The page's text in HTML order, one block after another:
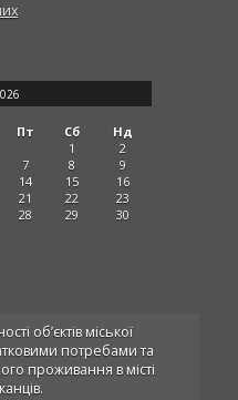
Пт Сб Нд
1
2
7 8
9
14 15
16
21 22
23
28 29
30
об’єктів міської
потребами та
проживання в місті